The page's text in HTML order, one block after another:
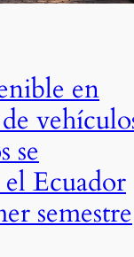
en
se
Ecuador
semestre